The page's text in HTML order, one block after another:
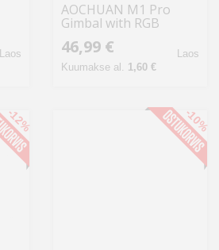
Laos
AOCHUAN M1 Pro
Gimbal with RGB
46,99 €
Kuumakse al. 1,60 €
Laos
-12% -10%